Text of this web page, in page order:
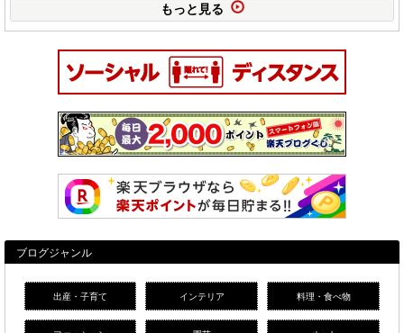
もっと見る
ブログジャンル
出産・子育て インテリア 料理・食べ物